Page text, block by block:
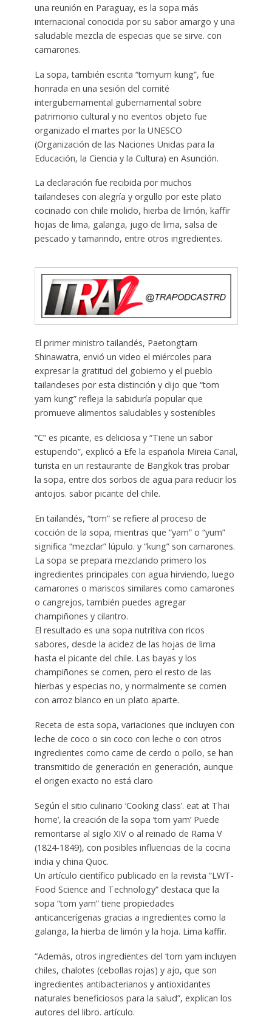
una reunión en Paraguay, es la sopa más
internacional conocida por su sabor amargo y una
saludable mezcla de especias que se sirve. con
camarones.
La sopa, también escrita “tomyum kung”, fue
honrada en una sesión del comité
intergubernamental gubernamental sobre
patrimonio cultural y no eventos objeto fue
organizado el martes por la UNESCO
(Organización de las Naciones Unidas para la
Educación, la Ciencia y la Cultura) en Asunción.
La declaración fue recibida por muchos
tailandeses con alegría y orgullo por este plato
cocinado con chile molido, hierba de limón, kaffir
hojas de lima, galanga, jugo de lima, salsa de
pescado y tamarindo, entre otros ingredientes.
El primer ministro tailandés, Paetongtarn
Shinawatra, envió un video el miércoles para
expresar la gratitud del gobierno y el pueblo
tailandeses por esta distinción y dijo que “tom
yam kung” refleja la sabiduría popular que
promueve alimentos saludables y sostenibles
“C” es picante, es deliciosa y “Tiene un sabor
estupendo”, explicó a Efe la española Mireia Canal,
turista en un restaurante de Bangkok tras probar
la sopa, entre dos sorbos de agua para reducir los
antojos. sabor picante del chile.
En tailandés, “tom” se refiere al proceso de
cocción de la sopa, mientras que “yam” o “yum”
significa “mezclar” lúpulo. y “kung” son camarones.
La sopa se prepara mezclando primero los
ingredientes principales con agua hirviendo, luego
camarones o mariscos similares como camarones
o cangrejos, también puedes agregar
champiñones y cilantro.
El resultado es una sopa nutritiva con ricos
sabores, desde la acidez de las hojas de lima
hasta el picante del chile. Las bayas y los
champiñones se comen, pero el resto de las
hierbas y especias no, y normalmente se comen
con arroz blanco en un plato aparte.
Receta de esta sopa, variaciones que incluyen con
leche de coco o sin coco con leche o con otros
ingredientes como carne de cerdo o pollo, se han
transmitido de generación en generación, aunque
el origen exacto no está claro
Según el sitio culinario ‘Cooking class’. eat at Thai
home’, la creación de la sopa ‘tom yam’ Puede
remontarse al siglo XIV o al reinado de Rama V
(1824-1849), con posibles influencias de la cocina
india y china Quoc.
Un artículo científico publicado en la revista “LWT-
Food Science and Technology” destaca que la
sopa “tom yam” tiene propiedades
anticancerígenas gracias a ingredientes como la
galanga, la hierba de limón y la hoja. Lima kaffir.
“Además, otros ingredientes del ‘tom yam incluyen
chiles, chalotes (cebollas rojas) y ajo, que son
ingredientes antibacterianos y antioxidantes
naturales beneficiosos para la salud”, explican los
autores del libro. artículo.